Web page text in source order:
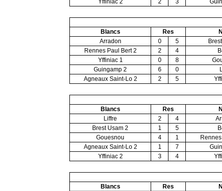
Yffiniac 2
2 3
Blancs Res
Arradon
0 5
Rennes Paul Bert 2
2 4
Yffiniac 1
0 8
Guingamp 2
6 0
Agneaux Saint-Lo 2
2 5
Blancs Res
Liffre
2 4
Brest Usam 2
1 5
Gouesnou
4 1
Agneaux Saint-Lo 2
1 7
Yffiniac 2
3 4
Blancs Res